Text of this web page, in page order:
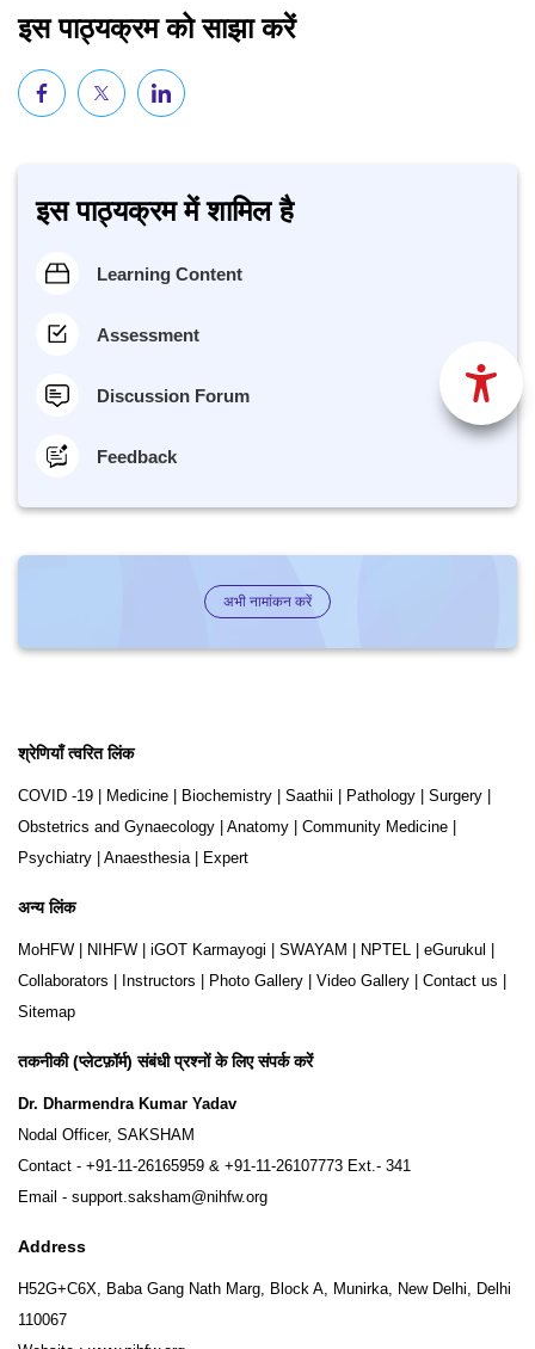
इस पाठ्यक्रम को साझा करें
इस पाठ्यक्रम में शामिल है
Learning Content
Assessment
Discussion Forum
Feedback
अभी नामांकन करें
श्रेणियाँ त्वरित लिंक
COVID -19 Medicine Biochemistry Saathii Pathology Surgery
Obstetrics and Gynaecology
Anatomy Community Medicine
Psychiatry
Anaesthesia| Expert
अन्य लिंक
MoHFW NIHFW iGOT Karmayogi SWAYAM NPTEL eGurukul
Collaborators
Instructors Photo Gallery Video Gallery Contact us
Sitemap
तकनीकी (प्लेटफ़ॉर्म) संबंधी प्रश्नों के लिए संपर्क करें
Dr. Dharmendra Kumar Yadav
Nodal Officer, SAKSHAM
Contact - +91-11-26165959 & +91-11-26107773 Ext.- 341
Email - support.saksham@nihfw.org
Address
H52G+C6X, Baba Gang Nath Marg, Block A, Munirka, New Delhi, Delhi
110067